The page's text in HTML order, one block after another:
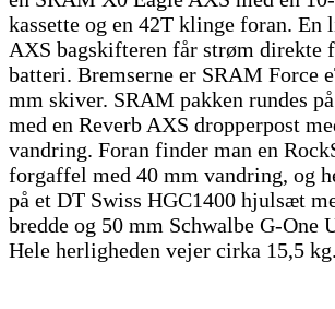
kassette og en 42T klinge foran. En
AXS bagskifteren får strøm direkte
batteri. Bremserne er SRAM Force
mm skiver. SRAM pakken rundes
med en Reverb AXS dropperpost
vandring. Foran finder man en
forgaffel med 40 mm vandring, og
på et DT Swiss HGC1400 hjulsæt
bredde og 50 mm Schwalbe G-One
Hele herligheden vejer cirka 15,5 kg.